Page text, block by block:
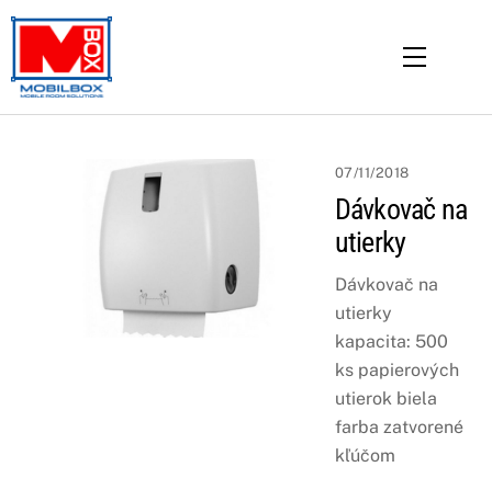
Skip
content
Menu
07/11/2018
Dávkovač na
utierky
Dávkovač na
utierky
kapacita: 500
ks papierových
utierok biela
farba zatvorené
kľúčom